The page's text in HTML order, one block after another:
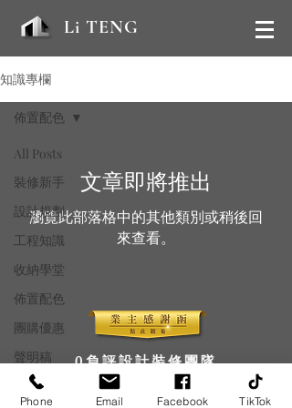
Li TENG
知識專欄
All Posts
裝修新手
設計規劃
工程知識
收納學堂
佈置配色
團購優惠
聲明稿
如何避免找
上裝潢蟑螂
佈置配色
文章即將推出
瀏覽此部落格中的其他類別或稍後回
來查看。
0負評設計裝修團隊
歡迎直接到店諮詢 ｜ 到府丈量請預約 ｜ 售後保固
Phone Email Facebook TikTok